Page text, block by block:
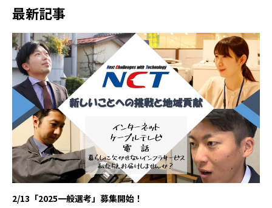
最新記事
2/13「2025一般選考」募集開始！